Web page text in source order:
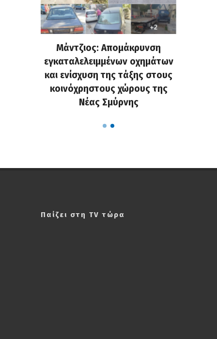
Μάντζιος: Απομάκρυνση
εγκαταλελειμμένων οχημάτων
και ενίσχυση της τάξης στους
κοινόχρηστους χώρους της
Νέας Σμύρνης
Παίζει στη TV τώρα